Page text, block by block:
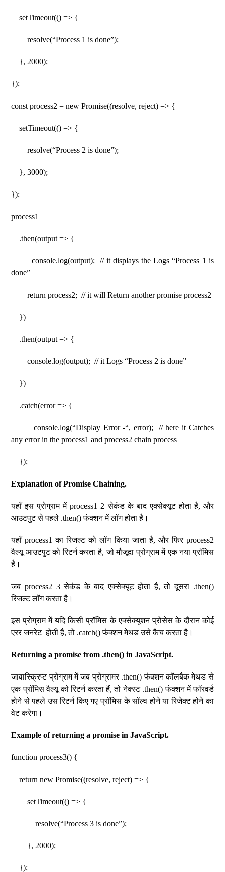
setTimeout(() => {
resolve(“Process 1 is done”);
}, 2000);
});
const process2 = new Promise((resolve, reject) => {
setTimeout(() => {
resolve(“Process 2 is done”);
}, 3000);
});
process1
.then(output => {
console.log(output); // it displays the Logs “Process 1 is
done”
return process2; // it will Return another promise process2
})
.then(output => {
console.log(output); // it Logs “Process 2 is done”
})
.catch(error => {
console.log(“Display Error -“, error); // here it Catches
any error in the process1 and process2 chain process
});
Explanation of Promise Chaining.
यहाँ इस प्रोग्राम में process1 2 सेकंड के बाद एक्सेक्यूट होता है, और
आउटपुट से पहले .then() फंक्शन में लॉग होता है।
यहाँ process1 का रिजल्ट को लॉग किया जाता है, और फिर process2
वैल्यू आउटपुट को रिटर्न करता है, जो मौजूदा प्रोग्राम में एक नया प्रॉमिस
है।
जब process2 3 सेकंड के बाद एक्सेक्यूट होता है, तो दूसरा .then()
रिजल्ट लॉग करता है।
इस प्रोग्राम में यदि किसी प्रॉमिस के एक्सेक्यूशन प्रोसेस के दौरान कोई
एरर जनरेट होती है, तो .catch() फंक्शन मेथड उसे कैच करता है।
Returning a promise from .then() in JavaScript.
जावास्क्रिप्ट प्रोग्राम में जब प्रोग्रामर .then() फंक्शन कॉलबैक मेथड से
एक प्रॉमिस वैल्यू को रिटर्न करता हैं, तो नेक्स्ट .then() फंक्शन में फॉरवर्ड
होने से पहले उस रिटर्न किए गए प्रॉमिस के सॉल्व होने या रिजेक्ट होने का
वेट करेगा।
Example of returning a promise in JavaScript.
function process3() {
return new Promise((resolve, reject) => {
setTimeout(() => {
resolve(“Process 3 is done”);
}, 2000);
});